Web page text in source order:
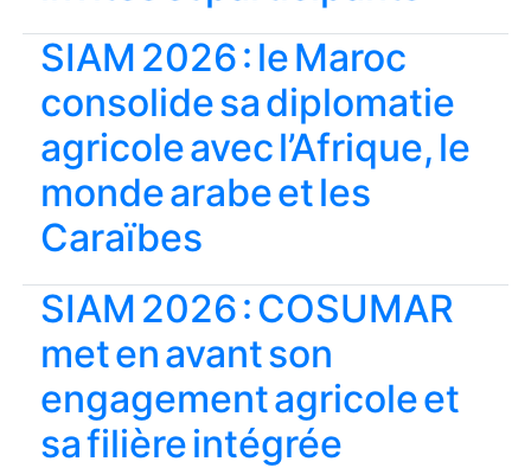
SIAM 2026 : le Maroc
consolide sa diplomatie
agricole avec l’Afrique, le
monde arabe et les
Caraïbes
SIAM 2026 : COSUMAR
met en avant son
engagement agricole et
sa filière intégrée